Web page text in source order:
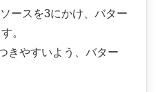
ースを3にかけ、バター
。
やすいよう、バター